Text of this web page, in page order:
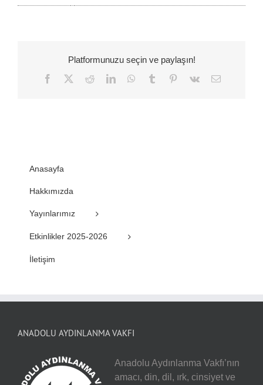
Platformunuzu seçin ve paylaşın!
Facebook
TwitterRedditLinkedInWhatsApp
Tumblr Pinterest
Vk
E-
Anasayfa
Hakkımızda
Yayınlarımız
Etkinlikler 2025-2026
İletişim
ANADOLU AYDINLANMA VAKFI
Anadolu Aydınlanma Vakfı’nın
amacı, din, dil, ırk, cinsiyet ve